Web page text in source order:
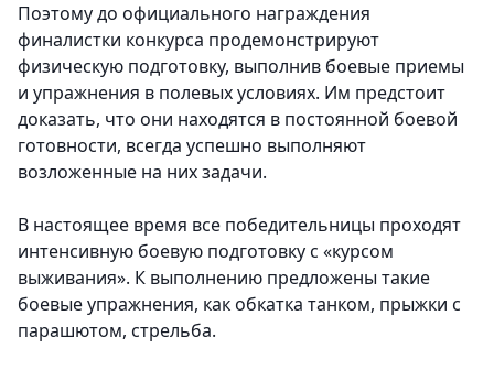
Поэтому до официального награждения
финалистки конкурса продемонстрируют
физическую подготовку, выполнив боевые приемы
и упражнения в полевых условиях. Им предстоит
доказать, что они находятся в постоянной боевой
готовности, всегда успешно выполняют
возложенные на них задачи.
В настоящее время все победительницы проходят
интенсивную боевую подготовку с «курсом
выживания». К выполнению предложены такие
боевые упражнения, как обкатка танком, прыжки с
парашютом, стрельба.